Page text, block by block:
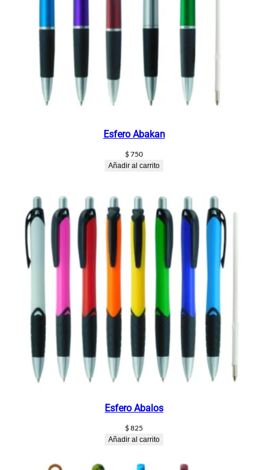
Esfero Abakan
$750
Añadir al carrito
Esfero Abalos
$825
Añadir al carrito